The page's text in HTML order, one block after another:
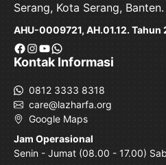
Serang, Kota Serang, Banten.
AHU-0009721, AH.01.12. Tahun
Facebook
Instagram
YouTube
WhatsApp
Kontak Informasi
0812 3333 8318
care@lazharfa.org
Google Maps
Jam Operasional
Senin - Jumat (08.00 - 17.00)